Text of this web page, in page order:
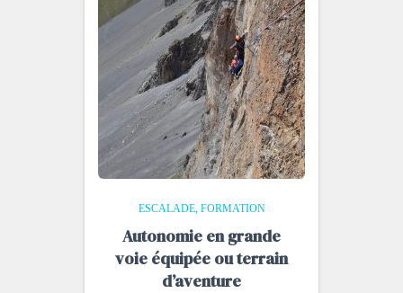
ESCALADE FORMATION
Autonomie en grande
voie équipée ou terrain
d’aventure